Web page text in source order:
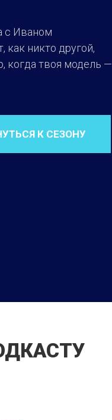
с Иваном
никто другой,
когда твоя модель —
К СЕЗОНУ